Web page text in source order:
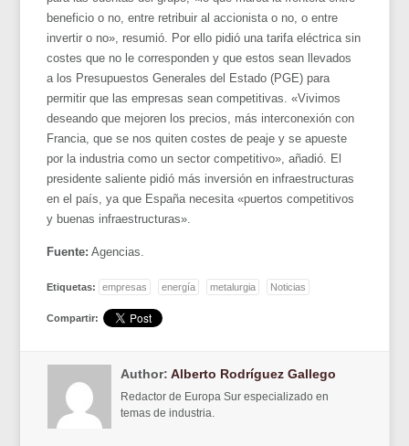
beneficio o no, entre retribuir al accionista o no, o entre
invertir o no», resumió. Por ello pidió una tarifa eléctrica sin
costes que no le corresponden y que estos sean llevados
a los Presupuestos Generales del Estado (PGE) para
permitir que las empresas sean competitivas. «Vivimos
deseando que mejoren los precios, más interconexión con
Francia, que se nos quiten costes de peaje y se apueste
por la industria como un sector competitivo», añadió. El
presidente saliente pidió más inversión en infraestructuras
en el país, ya que España necesita «puertos competitivos
y buenas infraestructuras».
Fuente: Agencias.
Etiquetas: empresas energía metalurgia Noticias
Compartir:
Author:Alberto Rodríguez Gallego
Redactor de Europa Sur especializado en
temas de industria.